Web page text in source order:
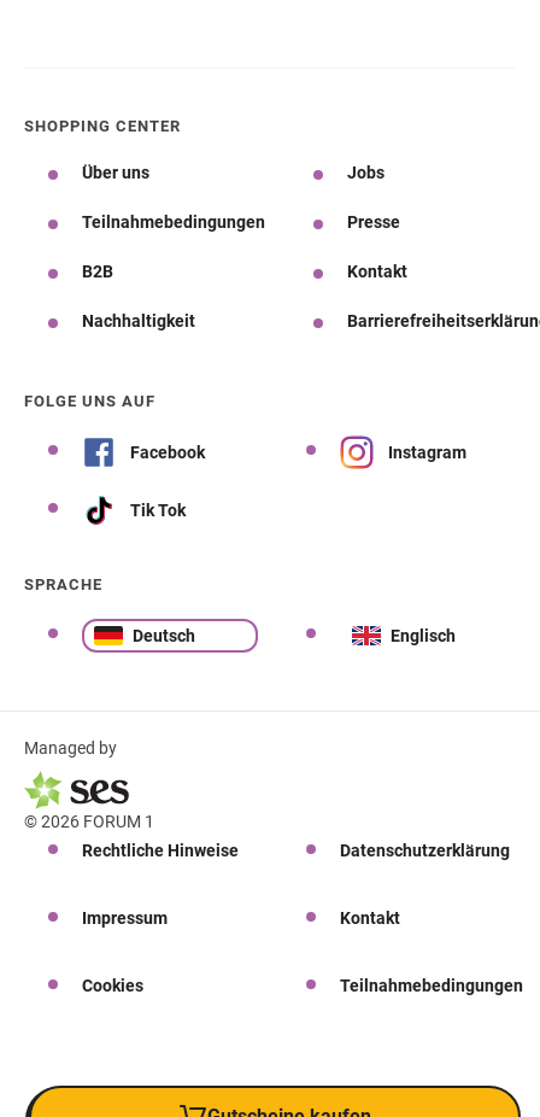
SHOPPING CENTER
Über uns Jobs
Teilnahmebedingungen Presse
B2B Kontakt
Nachhaltigkeit
FOLGE UNS AUF
Facebook Instagram
Tik Tok
SPRACHE
Deutsch Englisch
Managed by
© 2026 FORUM 1
Rechtliche Hinweise
Datenschutzerklärung
Impressum Kontakt
Cookies Teilnahmebedingungen